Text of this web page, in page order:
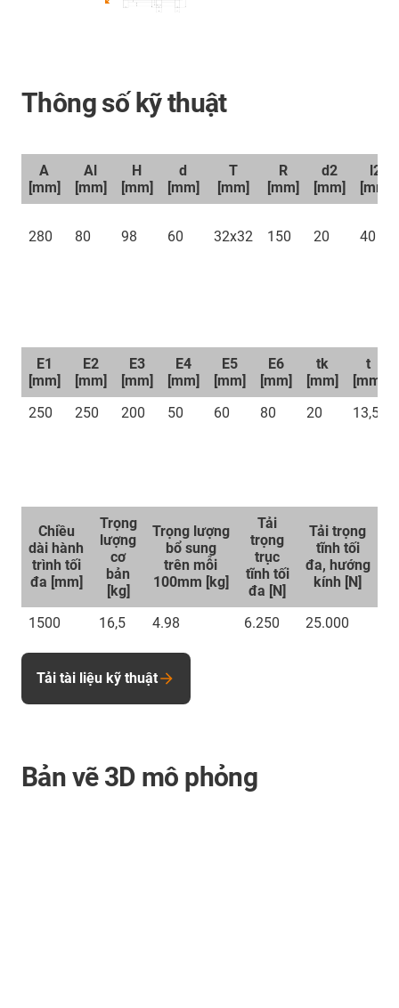
Thông số kỹ thuật
A
[mm]
Al
[mm]
H
[mm]
d
[mm]
T
[mm]
R
[mm]
d2
[mm]
l2
[mm]
280 80 98 60 32x32 150 20 40
E1
[mm]
E2
[mm]
E3
[mm]
E4
[mm]
E5
[mm]
E6
[mm]
tk
[mm]
t
[mm]
250
250 200 50 60 80 20 13,5
Chiều
dài hành
trình tối
đa [mm]
Trọng
lượng
cơ
bản
[kg]
Trọng lượng
bổ sung
trên mỗi
100mm [kg]
Tải
trọng
trục
tĩnh tối
đa [N]
Tải trọng
tĩnh tối
đa, hướng
kính [N]
1500 16,5 4.98 6.250 25.000
Tải tài liệu kỹ thuật
Bản vẽ 3D mô phỏng